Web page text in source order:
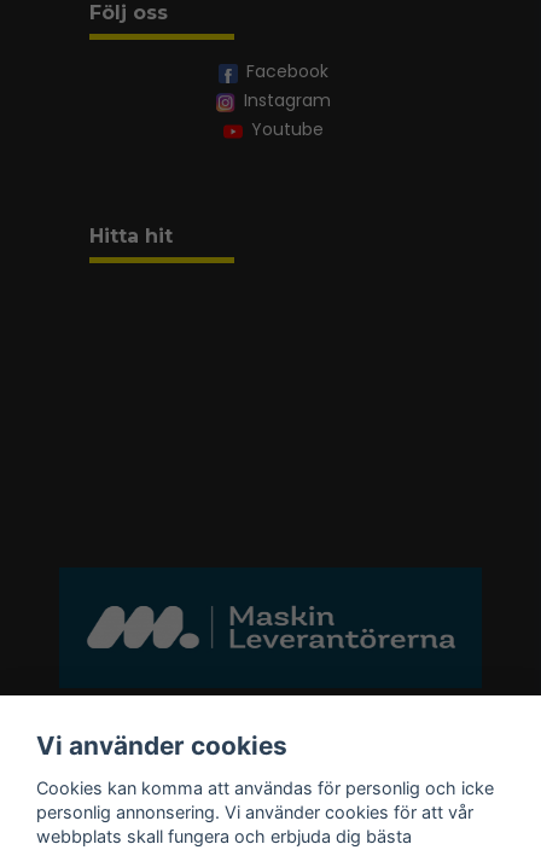
Följ oss
Facebook
Instagram
Youtube
Hitta hit
Bli medlem i vårt nyhetsbrev
email
Mejladress Skicka
Vi använder cookies
Cookies kan komma att användas för personlig och icke
personlig annonsering. Vi använder cookies för att vår
webbplats skall fungera och erbjuda dig bästa